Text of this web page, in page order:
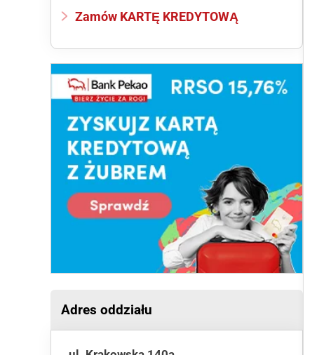
Zamów KARTĘ KREDYTOWĄ
Adres oddziału